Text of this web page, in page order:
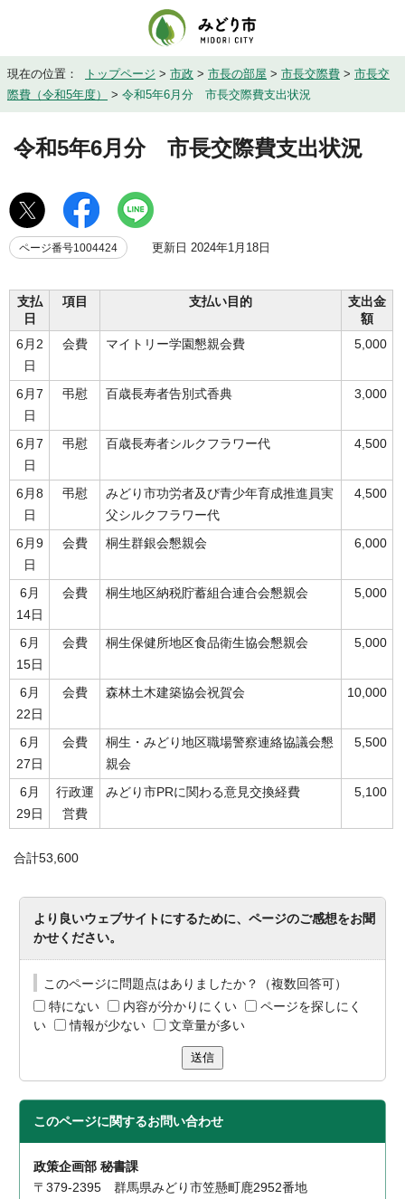
現在の位置： トップページ > 市政 > 市長の部屋 > 市長交際費 > 市長交
際費（令和5年度）
> 令和5年6月分 市長交際費支出状況
令和5年6月分 市長交際費支出状況
ページ番号1004424 更新日 2024年1月18日
支払
日
項目 支払い目的
支出金
額
6月2
日
会費 マイトリー学園懇親会費 5,000
6月7
日
弔慰 百歳長寿者告別式香典 3,000
6月7
日
弔慰 百歳長寿者シルクフラワー代 4,500
6月8
日
弔慰
みどり市功労者及び青少年育成推進員実
父シルクフラワー代
4,500
6月9
日
会費 桐生群銀会懇親会 6,000
6月
14日
会費 桐生地区納税貯蓄組合連合会懇親会 5,000
6月
15日
会費 桐生保健所地区食品衛生協会懇親会 5,000
6月
22日
会費 森林土木建築協会祝賀会 10,000
6月
27日
会費
桐生・みどり地区職場警察連絡協議会懇
親会
5,500
6月
29日
行政運
営費
みどり市PRに関わる意見交換経費 5,100
合計53,600
より良いウェブサイトにするために、ページのご感想をお聞
かせください。
このページに問題点はありましたか？（複数回答可）
特にない
内容が分かりにくい
ページを探しにく
い
情報が少ない 文章量が多い
送信
このページに関するお問い合わせ
政策企画部 秘書課
〒379-2395 群馬県みどり市笠懸町鹿2952番地